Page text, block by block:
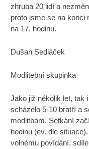
zhruba 20 lidí a
proto jsme se na konci
na 17. hodinu.
Dušan Sedláček
Modlitební skupinka
Jako již několik let, tak
scházelo 5-10 bratří a
modlitbám. Setkání
hodinu (ev. dle
volnému povídání,